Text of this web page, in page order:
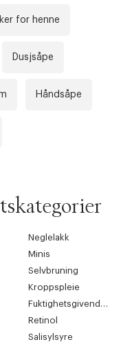
for henne
Dusjsåpe
Håndsåpe
Neglelakk
Minis
Selvbruning
Kroppspleie
Retinol
Salisylsyre